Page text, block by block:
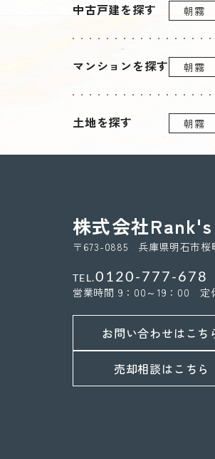
中古戸建を探す 朝霧
マンションを探す 朝霧
土地を探す 朝霧
株式会社Rank's
〒673-0885 兵庫県明石市桜
TEL.0120-777-678
営業時間 9：00～19：00 定
お問い合わせはこち
売却相談はこちら